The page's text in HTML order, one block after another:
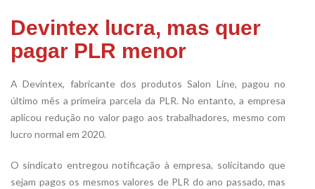
Devintex lucra, mas quer
pagar PLR menor
A Devintex, fabricante dos produtos Salon Line, pagou no
último mês a primeira parcela da PLR. No entanto, a empresa
aplicou redução no valor pago aos trabalhadores, mesmo com
lucro normal em 2020.
O sindicato entregou notificação à empresa, solicitando que
sejam pagos os mesmos valores de PLR do ano passado, mas